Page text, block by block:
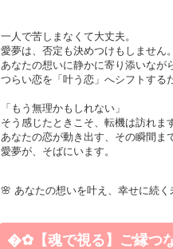
一人で苦しまなくて大丈夫。
愛夢は、否定も決めつけもしません。
あなたの想いに静かに寄り添いながら
つらい恋を「叶う恋」へシフトする
「もう無理かもしれない」
そう感じたときこそ、転機は訪れます
あなたの恋が動き出す、その瞬間
愛夢が、そばにいます。
🌸 あなたの想いを叶え、幸せに続く
�✿【魂で視る】ご縁つ